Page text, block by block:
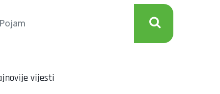
vijesti